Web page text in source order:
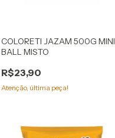
COLORETI JAZAM 500G MINI
BALL MISTO
R$23,90
Atenção, última peça!